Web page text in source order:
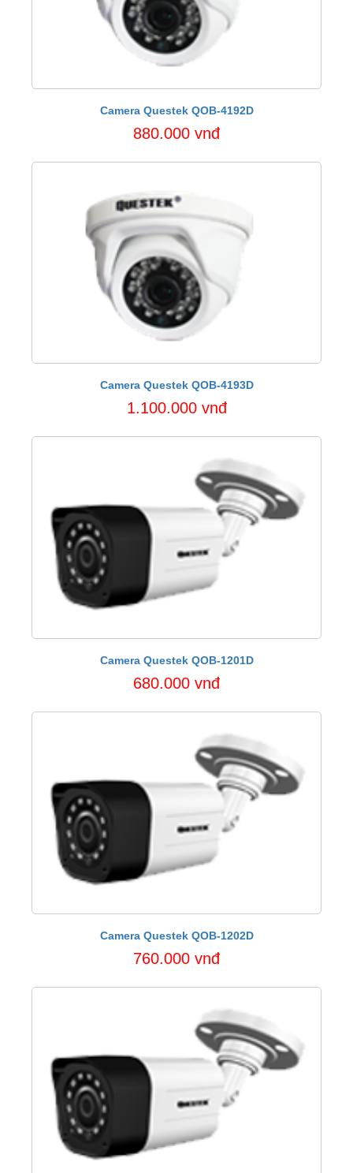
Camera Questek QOB-4192D
880.000 vnđ
Camera Questek QOB-4193D
1.100.000 vnđ
Camera Questek QOB-1201D
680.000 vnđ
Camera Questek QOB-1202D
760.000 vnđ